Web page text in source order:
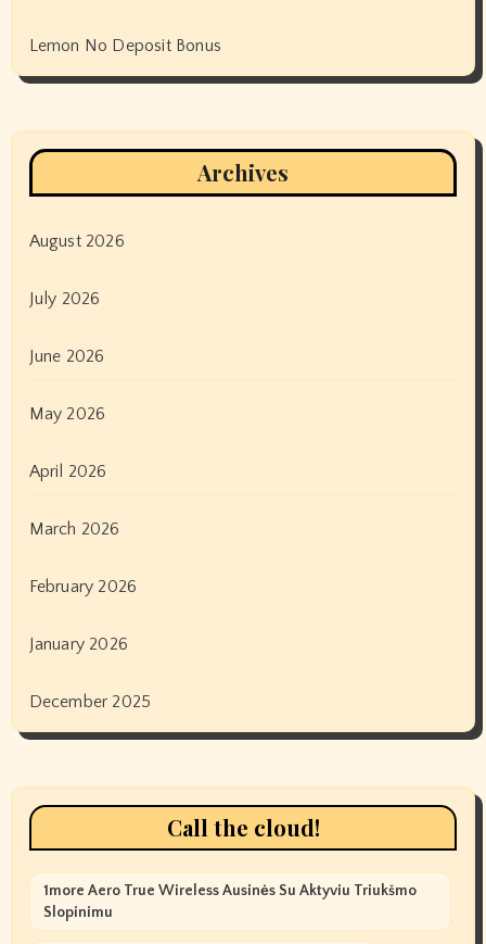
Lemon No Deposit Bonus
Archives
August 2026
July 2026
June 2026
May 2026
April 2026
March 2026
February 2026
January 2026
December 2025
Call the cloud!
1more Aero True Wireless Ausinės Su Aktyviu Triukšmo
Slopinimu